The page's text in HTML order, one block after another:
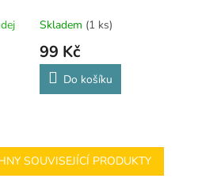
Skladem (1 ks)
99 Kč
Do košíku
SOUVISEJÍCÍ PRODUKTY